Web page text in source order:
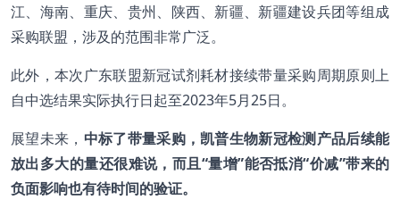
江、海南、重庆、贵州、陕西、新疆、新疆建设兵团等组成
采购联盟，涉及的范围非常广泛。
此外，本次广东联盟新冠试剂耗材接续带量采购周期原则上
自中选结果实际执行日起至2023年5月25日。
展望未来， 中标了带量采购，凯普生物新冠检测产品后续能
放出多大的量还很难说，而且“量增”能否抵消“价减”带来的
负面影响也有待时间的验证。